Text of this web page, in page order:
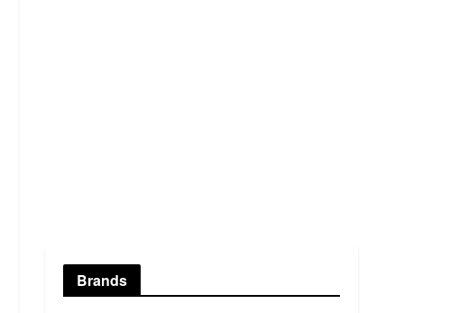
Brands